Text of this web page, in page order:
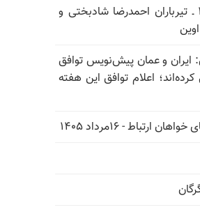
۱۶مرداد ۱۳۶۰ ـ تیرباران احمدرضا شادبختی و
و عمان پیش‌نویس توافق
کرده‌اند؛ اعلام توافق این هفته
ارتباط - ۱۶مرداد ۱۴۰۵